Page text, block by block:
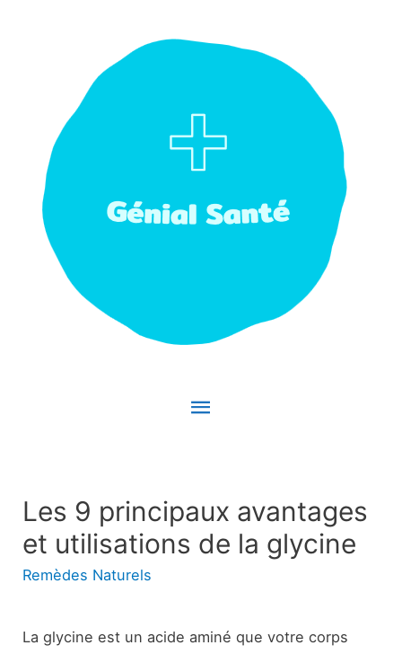
Menu
Les 9 principaux avantages
et utilisations de la glycine
Remèdes Naturels
La glycine est un acide aminé que votre corps